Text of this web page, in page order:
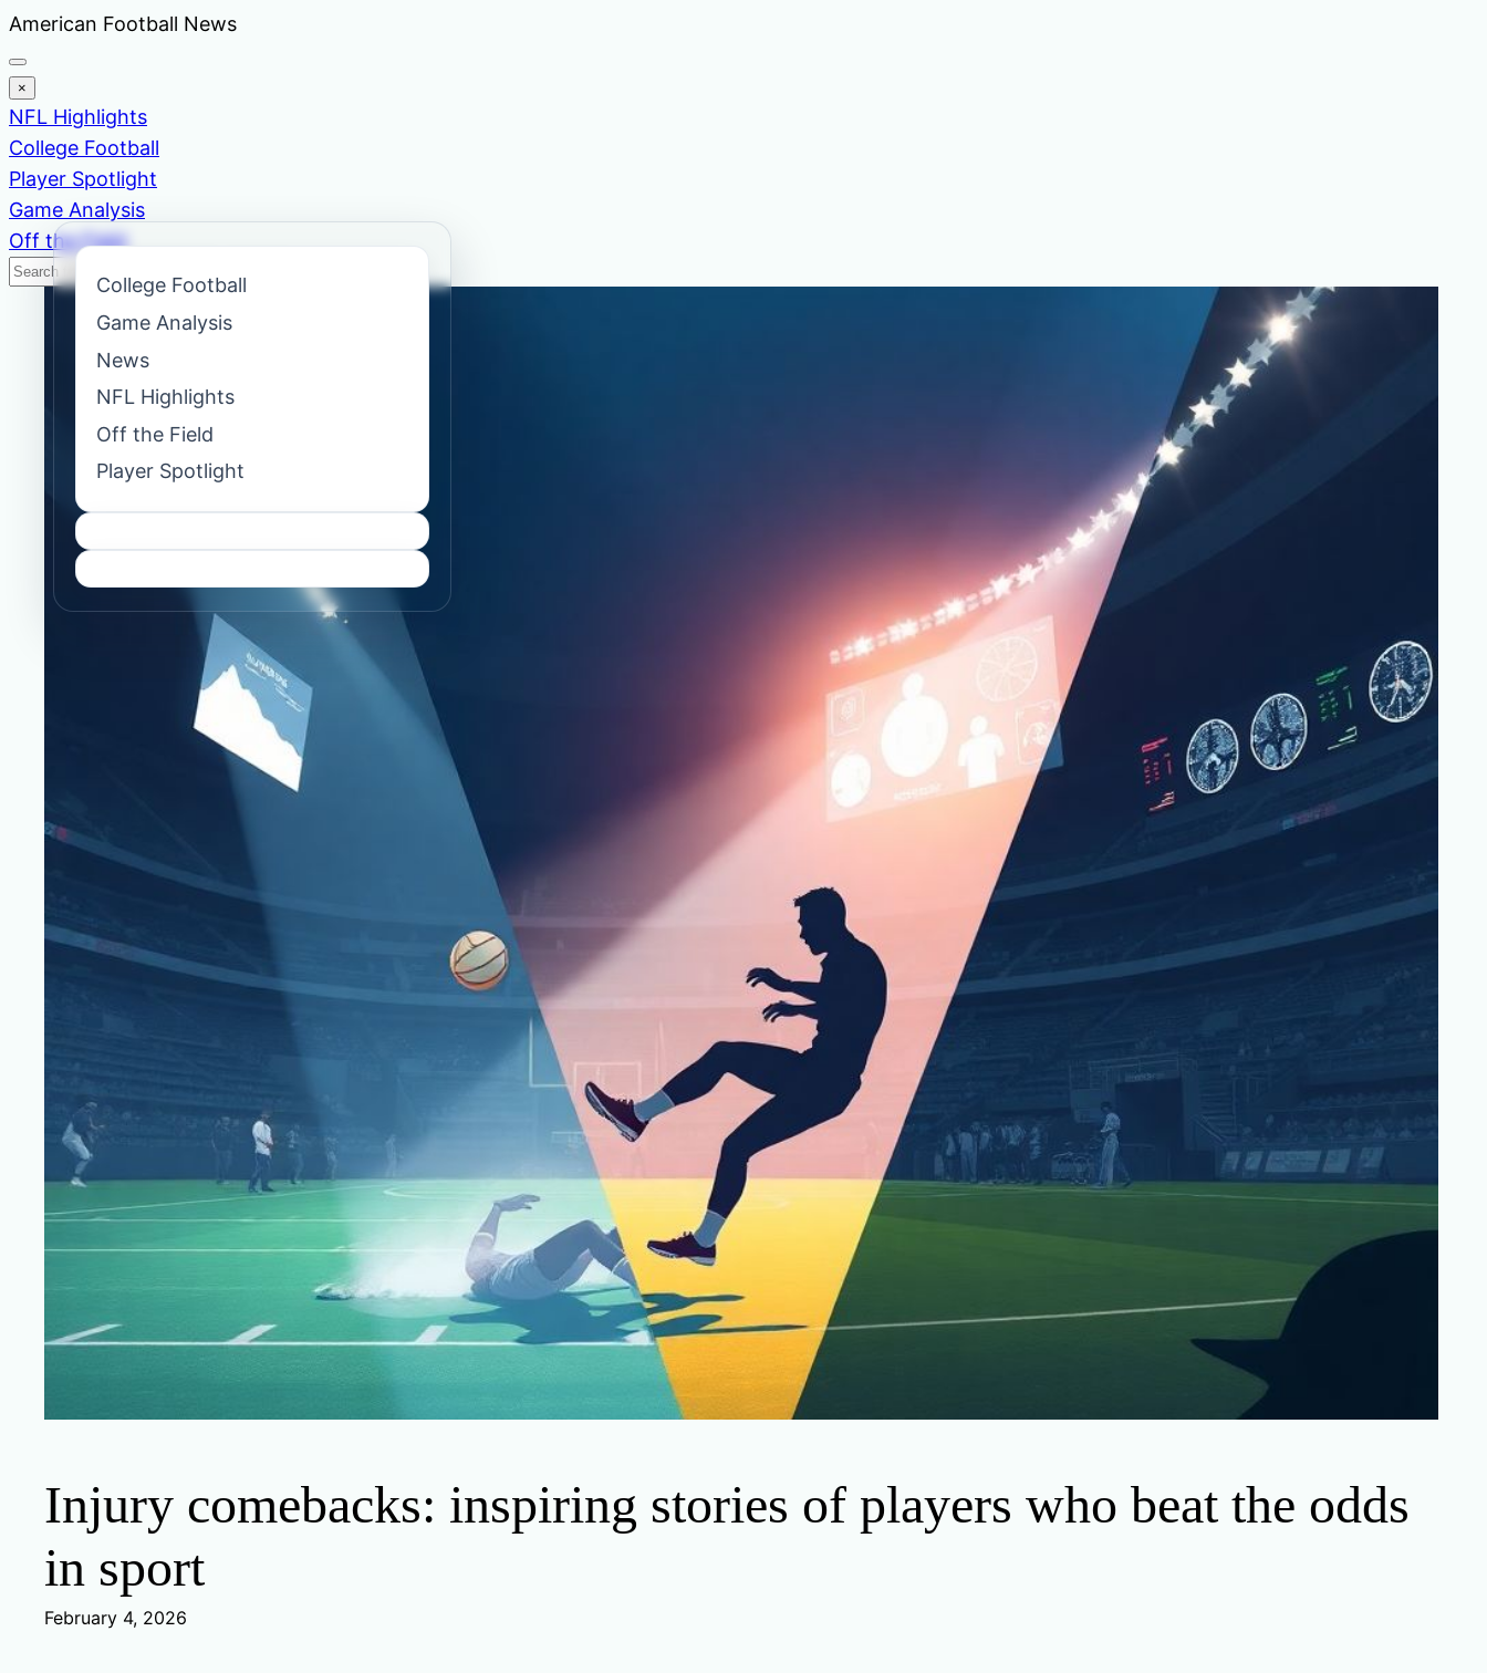
Skip
to
content
American Football News
×
NFL Highlights
College Football
Player Spotlight
Game Analysis
Off the Field
Search
Injury comebacks: inspiring stories of players who beat the odds
in sport
February 4, 2026
College Football
Game Analysis
News
NFL Highlights
Off the Field
Player Spotlight